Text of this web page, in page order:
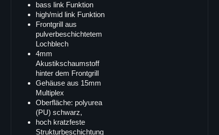
SB-215s
VB-52
Single 12"
B-12deluxe
B-12i
Doppel 8"
B-802
Line Array
bass link Funktion
high/mid link Funktion
Frontgrill aus
pulverbeschichtetem
Lochblech
4mm
Akustikschaumstoff
hinter dem Frontgrill
Gehäuse aus 15mm
Multiplex
Oberfläche: polyurea
(PU) schwarz,
hoch kratzfeste
Strukturbeschichtung